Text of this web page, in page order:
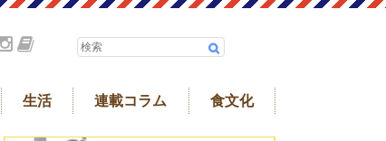
生活 連載コラム 食文化